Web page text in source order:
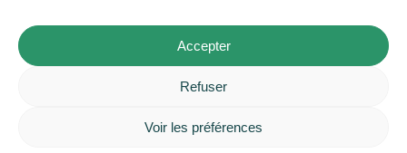
Accepter
Refuser
Voir les préférences
cookies